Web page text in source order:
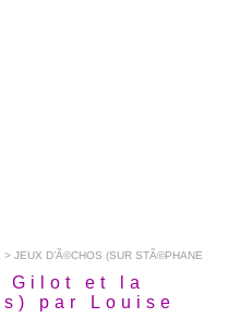
> JEUX D’Ã©CHOS (SUR STÃ©PHANE
Gilot et la
par Louise